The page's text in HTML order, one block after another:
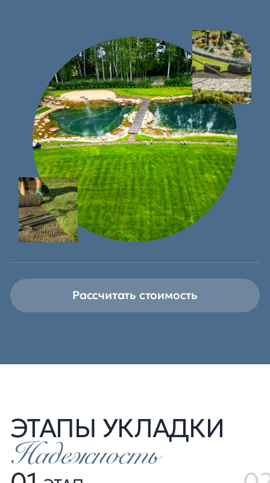
Рассчитать стоимость
ЭТАПЫ УКЛАДКИ
Надежность